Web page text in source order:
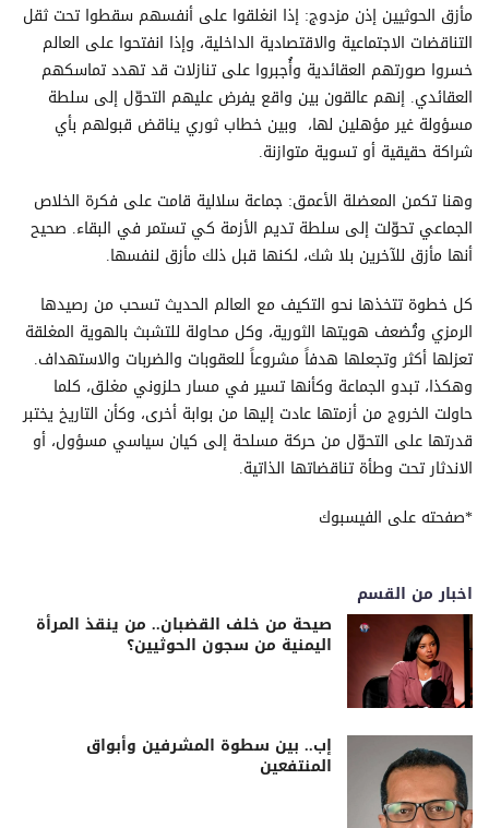
مأزق الحوثيين إذن مزدوج: إذا انغلقوا على أنفسهم سقطوا تحت ثقل
التناقضات الاجتماعية والاقتصادية الداخلية، وإذا انفتحوا على العالم
خسروا صورتهم العقائدية وأُجبروا على تنازلات قد تهدد تماسكهم
العقائدي. إنهم عالقون بين واقع يفرض عليهم التحوّل إلى سلطة
مسؤولة غير مؤهلين لها، وبين خطاب ثوري يناقض قبولهم بأي
شراكة حقيقية أو تسوية متوازنة.
وهنا تكمن المعضلة الأعمق: جماعة سلالية قامت على فكرة الخلاص
الجماعي تحوّلت إلى سلطة تديم الأزمة كي تستمر في البقاء. صحيح
أنها مأزق للآخرين بلا شك، لكنها قبل ذلك مأزق لنفسها.
كل خطوة تتخذها نحو التكيف مع العالم الحديث تسحب من رصيدها
الرمزي وتُضعف هويتها الثورية، وكل محاولة للتشبث بالهوية المغلقة
تعزلها أكثر وتجعلها هدفاً مشروعاً للعقوبات والضربات والاستهداف.
وهكذا، تبدو الجماعة وكأنها تسير في مسار حلزوني مغلق، كلما
حاولت الخروج من أزمتها عادت إليها من بوابة أخرى، وكأن التاريخ يختبر
قدرتها على التحوّل من حركة مسلحة إلى كيان سياسي مسؤول، أو
الاندثار تحت وطأة تناقضاتها الذاتية.
*صفحته على الفيسبوك
اخبار من القسم
صيحة من خلف القضبان.. من ينقذ المرأة
اليمنية من سجون الحوثيين؟
إب.. بين سطوة المشرفين وأبواق
المنتفعين